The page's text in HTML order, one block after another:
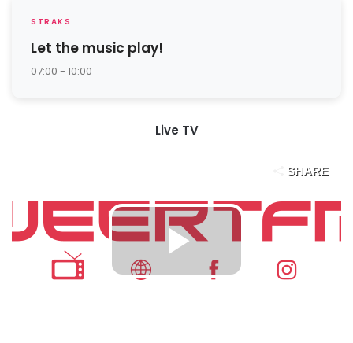
STRAKS
Let the music play!
07:00 - 10:00
Live TV